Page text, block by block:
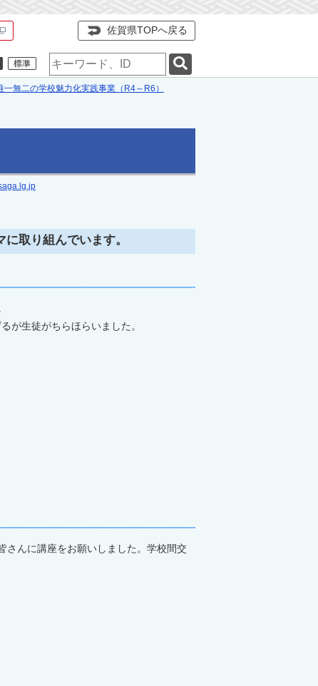
佐賀県TOPへ戻る
検
索
キ
ー
一無二の学校魅力化実践事業（R4～R6）
取り組んでいます。
が生徒がちらほらいました。
んに講座をお願いしました。学校間交